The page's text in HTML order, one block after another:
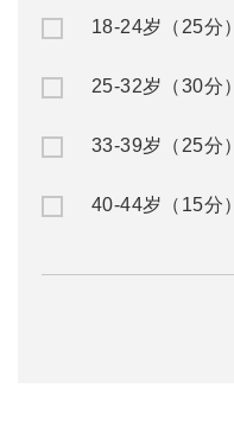
18-24岁（25分）
25-32岁（30分）
33-39岁（25分）
40-44岁（15分）